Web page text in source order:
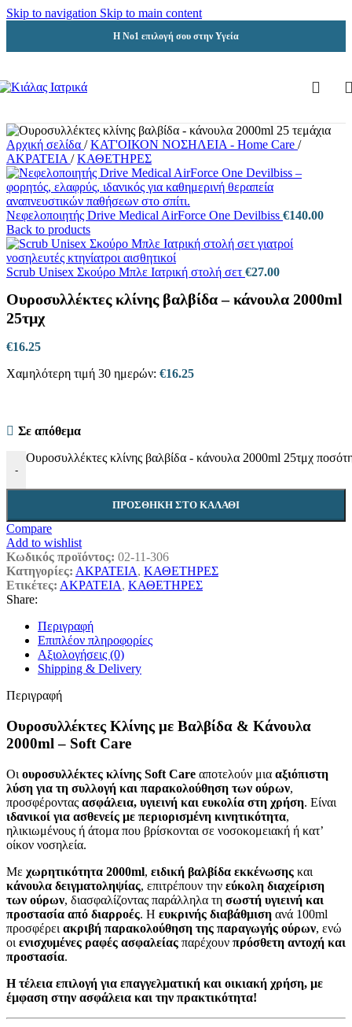
Skip to navigation Skip to main content
Η Νο1 επιλογή σου στην Υγεία
Αρχική σελίδα / ΚΑΤ'ΟΙΚΟΝ ΝΟΣΗΛΕΙΑ - Home Care /
ΑΚΡΑΤΕΙΑ / ΚΑΘΕΤΗΡΕΣ
Νεφελοποιητής Drive Medical AirForce One Devilbiss €140.00
Back to products
Scrub Unisex Σκούρο Μπλε Ιατρική στολή σετ €27.00
Ουροσυλλέκτες κλίνης βαλβίδα – κάνουλα 2000ml
25τμχ
€16.25
Χαμηλότερη τιμή 30 ημερών: €16.25
Σε απόθεμα
-
Ουροσυλλέκτες κλίνης βαλβίδα - κάνουλα 2000ml 25τμχ
ΠΡΟΣΘΉΚΗ ΣΤΟ ΚΑΛΆΘΙ
Compare
Add to wishlist
Κωδικός προϊόντος: 02-11-306
Κατηγορίες: ΑΚΡΑΤΕΙΑ, ΚΑΘΕΤΗΡΕΣ
Ετικέτες: ΑΚΡΑΤΕΙΑ, ΚΑΘΕΤΗΡΕΣ
Share:
Περιγραφή
Επιπλέον πληροφορίες
Αξιολογήσεις (0)
Shipping & Delivery
Περιγραφή
Ουροσυλλέκτες Κλίνης με Βαλβίδα & Κάνουλα
2000ml – Soft Care
Οι ουροσυλλέκτες κλίνης Soft Care αποτελούν μια αξιόπιστη
λύση για τη συλλογή και παρακολούθηση των ούρων,
προσφέροντας ασφάλεια, υγιεινή και ευκολία στη χρήση. Είναι
ιδανικοί για ασθενείς με περιορισμένη κινητικότητα,
ηλικιωμένους ή άτομα που βρίσκονται σε νοσοκομειακή ή κατ’
οίκον νοσηλεία.
Με χωρητικότητα 2000ml, ειδική βαλβίδα εκκένωσης και
κάνουλα δειγματοληψίας, επιτρέπουν την εύκολη διαχείριση
των ούρων, διασφαλίζοντας παράλληλα τη σωστή υγιεινή και
προστασία από διαρροές. Η ευκρινής διαβάθμιση ανά 100ml
προσφέρει ακριβή παρακολούθηση της παραγωγής ούρων, ενώ
οι ενισχυμένες ραφές ασφαλείας παρέχουν πρόσθετη αντοχή και
προστασία.
Η τέλεια επιλογή για επαγγελματική και οικιακή χρήση, με
έμφαση στην ασφάλεια και την πρακτικότητα!